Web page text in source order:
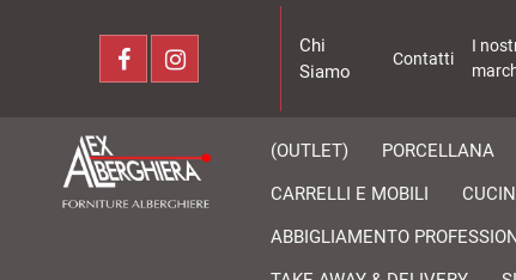
Chi
Siamo
Contatti
I
(OUTLET) PORCELLANA
CARRELLI E MOBILI
ABBIGLIAMENTO